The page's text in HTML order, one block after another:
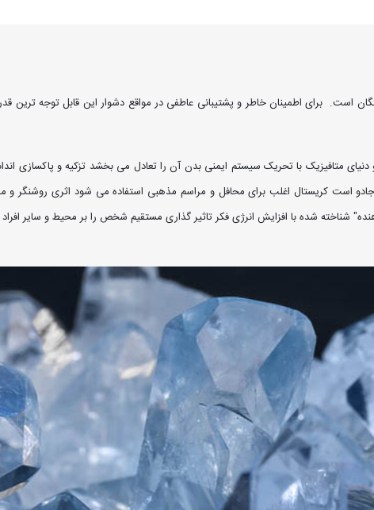
است. برای اطمینان خاطر و پشتیبانی عاطفی در مواقع دشوار این قابل توجه
متافیزیک با تحریک سیستم ایمنی بدن آن را تعادل می بخشد تزکیه و پاکسازی
است کریستال اغلب برای محافل و مراسم مذهبی استفاده می شود اثری روشنگر
شده با افزایش انرژی فکر تاثیر گذاری مستقیم شخص را بر محیط و سایر افراد